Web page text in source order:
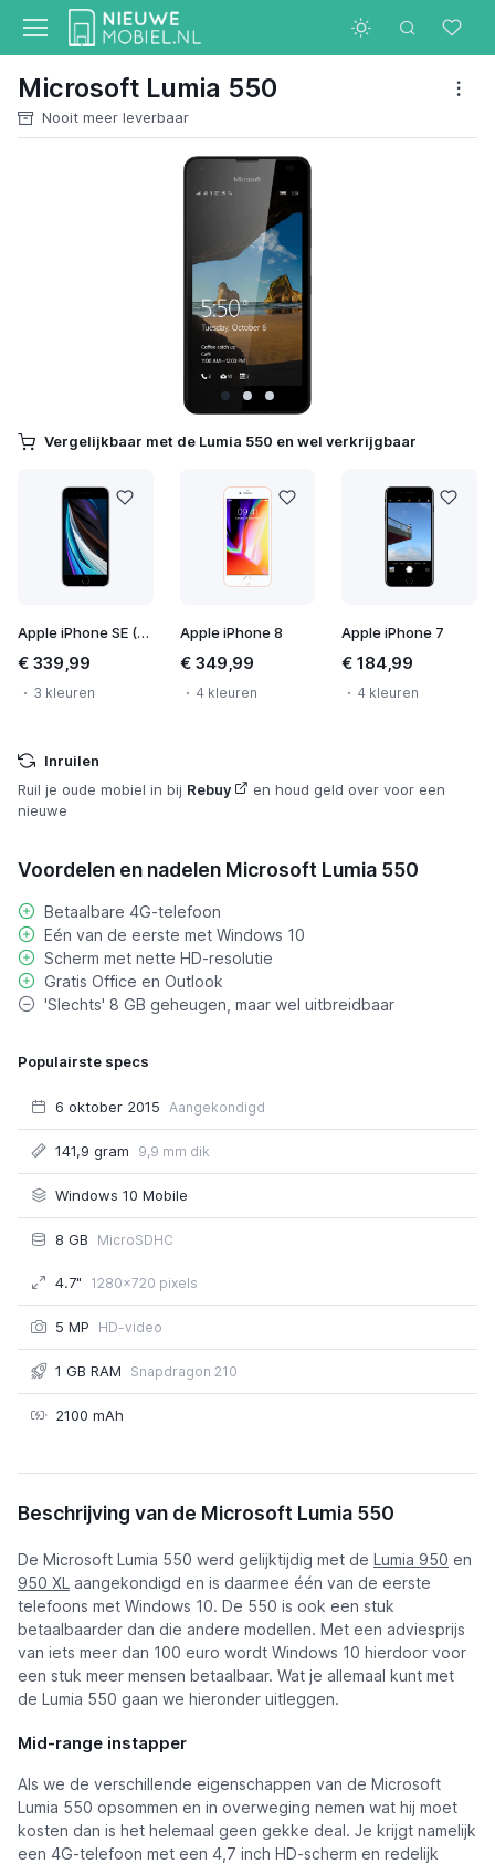
Microsoft Lumia 550
Nooit meer leverbaar
Vergelijkbaar met de Lumia 550 en wel verkrijgbaar
Apple iPhone SE (2020)
€ 339,99
3 kleuren
Apple iPhone 8
€ 349,99
4 kleuren
Apple iPhone 7
€ 184,99
4 kleuren
Inruilen
Ruil je oude mobiel in bij Rebuy
en houd geld over voor een
nieuwe
Voordelen en nadelen Microsoft Lumia 550
Betaalbare 4G-telefoon
Eén van de eerste met Windows 10
Scherm met nette HD-resolutie
Gratis Office en Outlook
'Slechts' 8 GB geheugen, maar wel uitbreidbaar
Populairste specs
6 oktober 2015 Aangekondigd
141,9 gram 9,9 mm dik
Windows 10 Mobile
8 GB MicroSDHC
4.7" 1280x720 pixels
5 MP HD-video
1 GB RAM Snapdragon 210
2100 mAh
Microsoft Lumia 550
Beschrijving van de Microsoft Lumia 550
De Microsoft Lumia 550 werd gelijktijdig met de Lumia 950 en
950 XL aangekondigd en is daarmee één van de eerste
telefoons met Windows 10. De 550 is ook een stuk
betaalbaarder dan die andere modellen. Met een adviesprijs
van iets meer dan 100 euro wordt Windows 10 hierdoor voor
een stuk meer mensen betaalbaar. Wat je allemaal kunt met
de Lumia 550 gaan we hieronder uitleggen.
Mid-range instapper
Als we de verschillende eigenschappen van de Microsoft
Lumia 550 opsommen en in overweging nemen wat hij moet
kosten dan is het helemaal geen gekke deal. Je krijgt namelijk
een 4G-telefoon met een 4,7 inch HD-scherm en redelijk